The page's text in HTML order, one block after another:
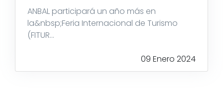
ANBAL participará un año más en
la&nbsp;Feria Internacional de Turismo
(FITUR...
09 Enero 2024